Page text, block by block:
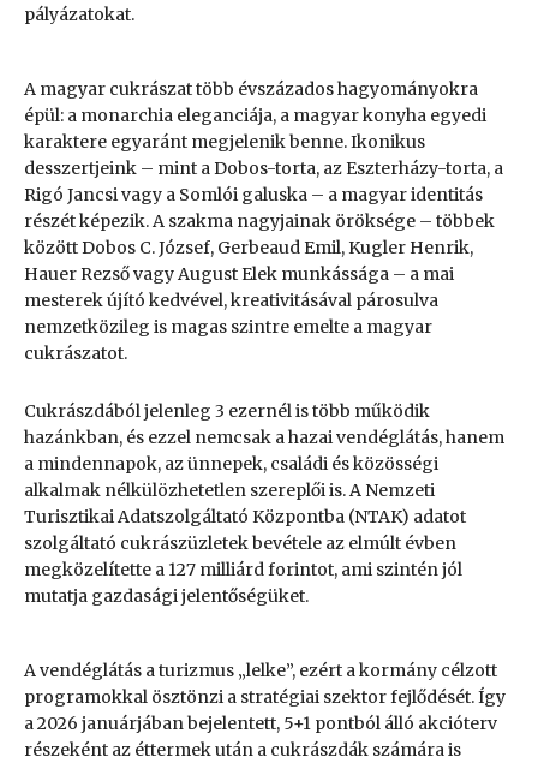
pályázatokat.
A magyar cukrászat több évszázados hagyományokra
épül: a monarchia eleganciája, a magyar konyha egyedi
karaktere egyaránt megjelenik benne. Ikonikus
desszertjeink – mint a Dobos-torta, az Eszterházy-torta, a
Rigó Jancsi vagy a Somlói galuska – a magyar identitás
részét képezik. A szakma nagyjainak öröksége – többek
között Dobos C. József, Gerbeaud Emil, Kugler Henrik,
Hauer Rezső vagy August Elek munkássága – a mai
mesterek újító kedvével, kreativitásával párosulva
nemzetközileg is magas szintre emelte a magyar
cukrászatot.
Cukrászdából jelenleg 3 ezernél is több működik
hazánkban, és ezzel nemcsak a hazai vendéglátás, hanem
a mindennapok, az ünnepek, családi és közösségi
alkalmak nélkülözhetetlen szereplői is. A Nemzeti
Turisztikai Adatszolgáltató Központba (NTAK) adatot
szolgáltató cukrászüzletek bevétele az elmúlt évben
megközelítette a 127 milliárd forintot, ami szintén jól
mutatja gazdasági jelentőségüket.
A vendéglátás a turizmus „lelke”, ezért a kormány célzott
programokkal ösztönzi a stratégiai szektor fejlődését. Így
a 2026 januárjában bejelentett, 5+1 pontból álló akcióterv
részeként az éttermek után a cukrászdák számára is